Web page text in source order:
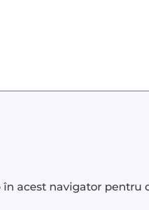
acest navigator pentru